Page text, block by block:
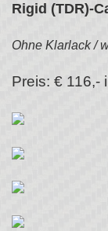
Rigid (TDR)-
Ohne Klarlack /
Preis: € 116,-